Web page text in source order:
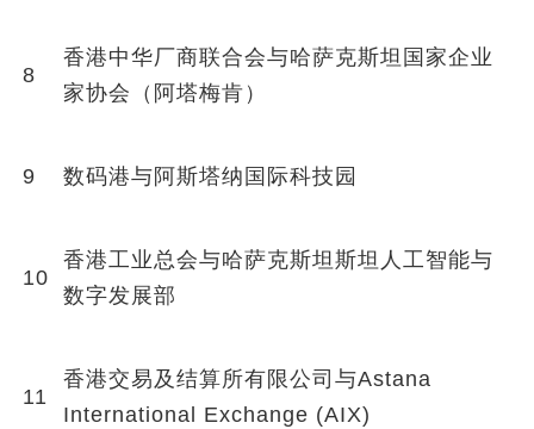
8
香港中华厂商联合会与哈萨克斯坦国家企业
家协会（阿塔梅肯）
9 数码港与阿斯塔纳国际科技园
10
香港工业总会与哈萨克斯坦斯坦人工智能与
数字发展部
11
香港交易及结算所有限公司与Astana
International Exchange (AIX)